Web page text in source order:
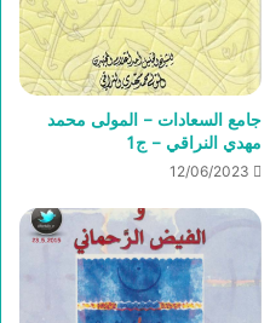
جامع السعادات – المولى محمد
مهدي النراقي – ج1
12/06/2023